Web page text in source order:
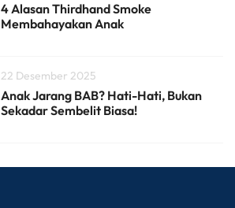
4 Alasan Thirdhand Smoke
Membahayakan Anak
22 Desember 2025
Anak Jarang BAB? Hati-Hati, Bukan
Sekadar Sembelit Biasa!